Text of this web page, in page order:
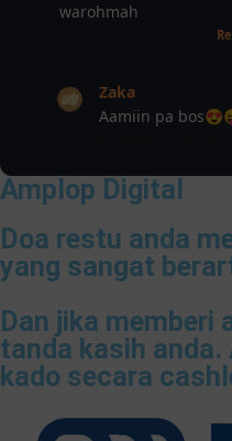
warohmah
Zaka
Aamiin pa
Amplop Digital
Doa restu anda
yang sangat
Dan jika memberi
tanda kasih anda.
kado secara